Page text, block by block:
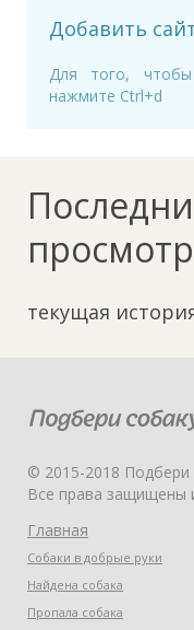
Добавить
Для того,
нажмите Ctrl+d
текущая
© 2015-2018 Подбери
Все права защищены
Главная
Собаки в добрые руки
Найдена собака
Пропала собака